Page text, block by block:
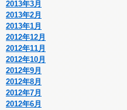
2013年3月
2013年2月
2013年1月
2012年12月
2012年11月
2012年10月
2012年9月
2012年8月
2012年7月
2012年6月